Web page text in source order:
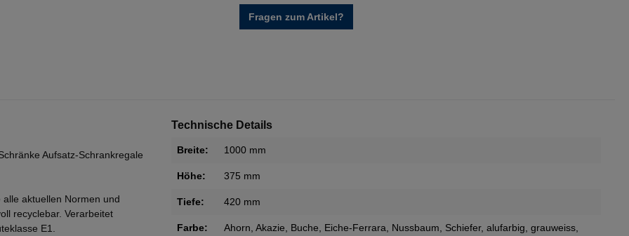
Fragen zum Artikel?
Aufsatz-Schrankregale
aktuellen Normen und
recyclebar. Verarbeitet
E1.
Technische Details
Breite: 1000 mm
Höhe: 375 mm
Tiefe: 420 mm
Farbe: Ahorn, Akazie, Buche, Eiche-Ferrara, Nussbaum, Schiefer, alufarbig, grauweiss,